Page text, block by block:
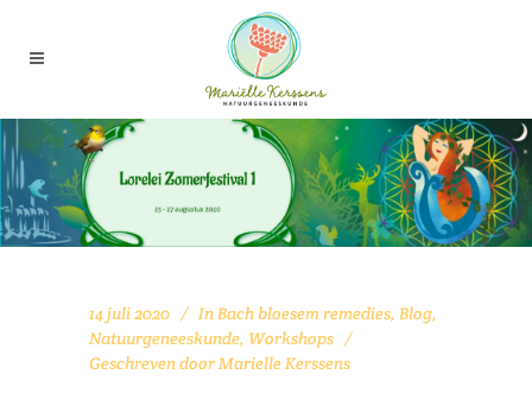
14 juli 2020 In Bach bloesem remedies, Blog,
Natuurgeneeskunde, Workshops
Geschreven doorMarielle Kerssens